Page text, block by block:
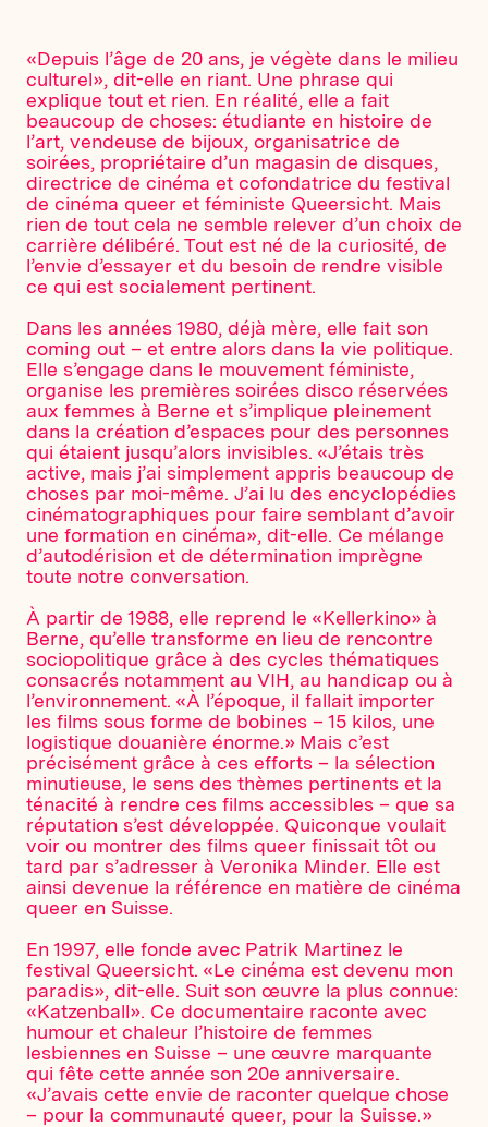
«Depuis l’âge de 20 ans, je végète dans le milieu
culturel», dit-elle en riant. Une phrase qui
explique tout et rien. En réalité, elle a fait
beaucoup de choses: étudiante en histoire de
l’art, vendeuse de bijoux, organisatrice de
soirées, propriétaire d’un magasin de disques,
directrice de cinéma et cofondatrice du festival
de cinéma queer et féministe Queersicht. Mais
rien de tout cela ne semble relever d’un choix de
carrière délibéré. Tout est né de la curiosité, de
l’envie d’essayer et du besoin de rendre visible
ce qui est socialement pertinent.
Dans les années 1980, déjà mère, elle fait son
coming out – et entre alors dans la vie politique.
Elle s’engage dans le mouvement féministe,
organise les premières soirées disco réservées
aux femmes à Berne et s’implique pleinement
dans la création d’espaces pour des personnes
qui étaient jusqu’alors invisibles. «J’étais très
active, mais j’ai simplement appris beaucoup de
choses par moi-même. J’ai lu des encyclopédies
cinématographiques pour faire semblant d’avoir
une formation en cinéma», dit-elle. Ce mélange
d’autodérision et de détermination imprègne
toute notre conversation.
À partir de 1988, elle reprend le «Kellerkino» à
Berne, qu’elle transforme en lieu de rencontre
sociopolitique grâce à des cycles thématiques
consacrés notamment au VIH, au handicap ou à
l’environnement. «À l’époque, il fallait importer
les films sous forme de bobines – 15 kilos, une
logistique douanière énorme.» Mais c’est
précisément grâce à ces efforts – la sélection
minutieuse, le sens des thèmes pertinents et la
ténacité à rendre ces films accessibles – que sa
réputation s’est développée. Quiconque voulait
voir ou montrer des films queer finissait tôt ou
tard par s’adresser à Veronika Minder. Elle est
ainsi devenue la référence en matière de cinéma
queer en Suisse.
En 1997, elle fonde avec Patrik Martinez le
festival Queersicht. «Le cinéma est devenu mon
paradis», dit-elle. Suit son œuvre la plus connue:
«Katzenball». Ce documentaire raconte avec
humour et chaleur l’histoire de femmes
lesbiennes en Suisse – une œuvre marquante
qui fête cette année son 20e anniversaire.
«J’avais cette envie de raconter quelque chose
– pour la communauté queer, pour la Suisse.»